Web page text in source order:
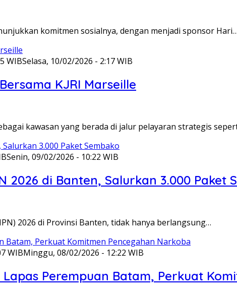
komitmen sosialnya, dengan menjadi sponsor Hari…
WIBSelasa, 10/02/2026 - 2:17 WIB
KJRI Marseille
kawasan yang berada di jalur pelayaran strategis
Senin, 09/02/2026 - 10:22 WIB
2026 di Banten, Salurkan 3.000 Paket
2026 di Provinsi Banten, tidak hanya berlangsung…
WIBMinggu, 08/02/2026 - 12:22 WIB
Perempuan Batam, Perkuat